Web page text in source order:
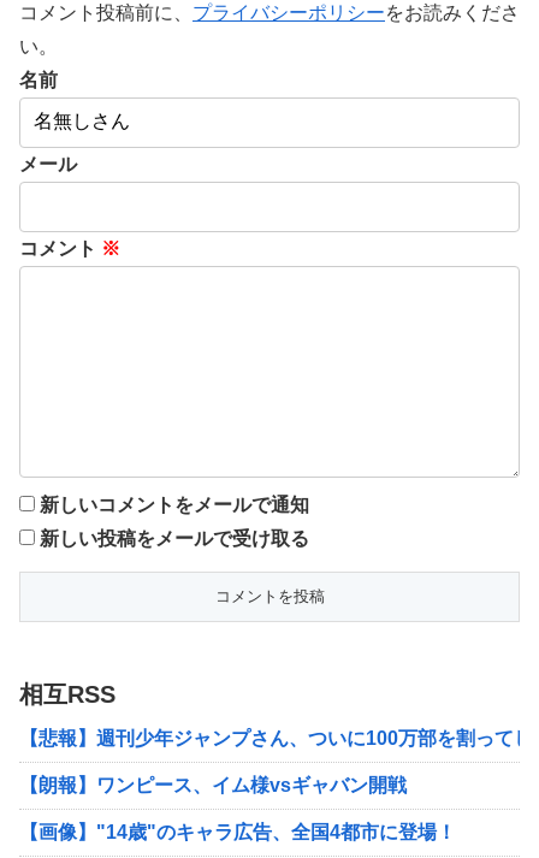
コメント投稿前に、 プライバシーポリシーをお読みくださ
い。
名前
メール
コメント ※
新しいコメントをメールで通知
新しい投稿をメールで受け取る
相互RSS
【悲報】週刊少年ジャンプさん、ついに100万部を割ってし
【朗報】ワンピース、イム様vsギャバン開戦
【画像】"14歳"のキャラ広告、全国4都市に登場！